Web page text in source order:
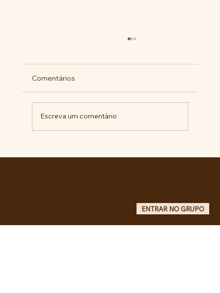
Comentários
Escreva um comentário
ENTRAR NO GRUPO